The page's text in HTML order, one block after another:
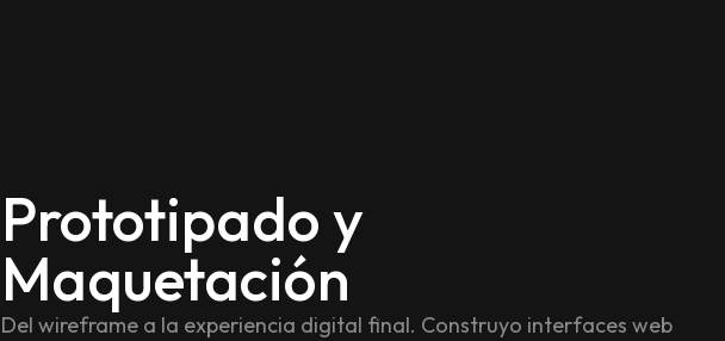
Prototipado y
Maquetación
Del wireframe a la experiencia digital final. Construyo interfaces web